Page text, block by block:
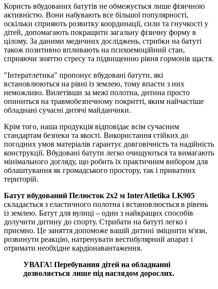
Користь вбудованих батутів не обмежується лише фізичною
активністю. Вони набувають все більшої популярності,
оскільки сприяють розвитку координації, сили та гнучкості у
дітей, допомагають покращити загальну фізичну форму в
цілому. За даними медичних досліджень, стрибки на батуті
також позитивно впливають на психоемоційний стан,
сприяючи зняттю стресу та підвищенню рівня гормонів щастя.
"Інтератлетика" пропонує вбудовані батути, які
встановлюються на рівні із землею, тому впасти з них
неможливо. Вилетівши за межі полотна, дитина просто
опиниться на травмобезпечному покритті, яким найчастіше
обладнані сучасні дитячі майданчики.
Крім того, наша продукція відповідає всім сучасним
стандартам безпеки та якості. Використання стійких до
погодних умов матеріалів гарантує довговічність та надійність
конструкції. Вбудовані батути легко очищуються та вимагають
мінімального догляду, що робить їх практичним вибором для
облаштування як громадського простору, так і приватних
територій.
Батут вбудований Пелюсток 2х2 м InterAtletika LK905
складається з еластичного полотна і встановлюється в рівень
із землею. Батут для вулиці – один з найкращих способів
долучити дитину до спорту. Стрибати на батуті легко і
приємно. Це заняття допоможе вашій дитині зміцнити м'язи,
розвинути реакцію, натренувати вестибулярний апарат і
отримати необхідне кардіонавантаження.
УВАГА! Перебування дітей на обладнанні
дозволяється лише під наглядом дорослих.